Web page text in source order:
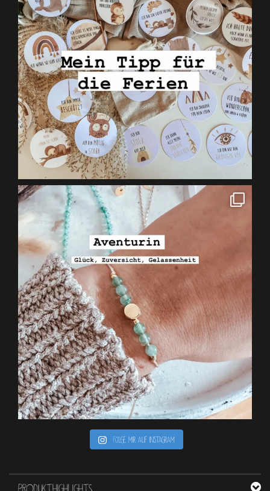
Folge mir auf Instagram
PRODUKTHIGHLIGHTS